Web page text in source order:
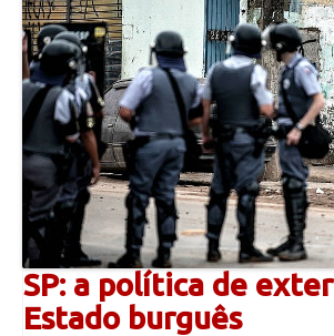
SP: a política de
Estado burguês